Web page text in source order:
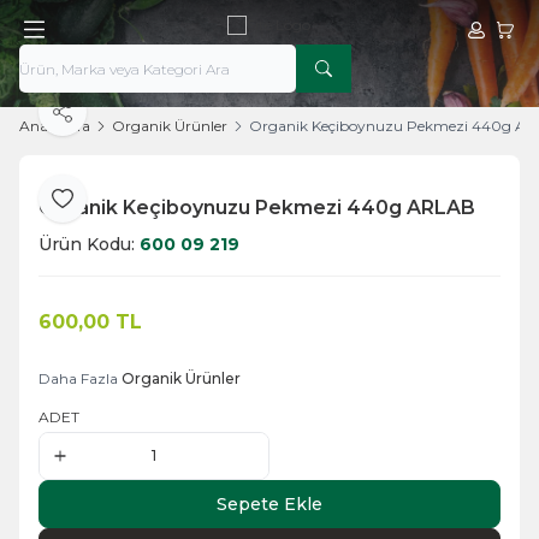
Hesabım
Ana Sayfa Organik Ürünler Organik Keçiboynuzu Pekmezi 440g
Favoriye Ekle
Paylaş
Organik Keçiboynuzu Pekmezi 440g ARLAB
Ürün Kodu: 600 09 219
600,00 TL
Daha Fazla Organik Ürünler
ADET
Sepete Ekle